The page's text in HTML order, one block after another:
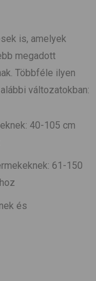
is, amelyek
megadott
Többféle ilyen
változatokban:
40-105 cm
61-150
és